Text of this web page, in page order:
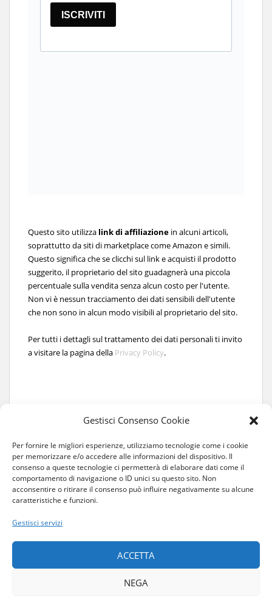
Gestisci Consenso Cookie
Per fornire le migliori esperienze, utilizziamo tecnologie come i cookie
per memorizzare e/o accedere alle informazioni del dispositivo. Il
consenso a queste tecnologie ci permetterà di elaborare dati come il
comportamento di navigazione o ID unici su questo sito. Non
acconsentire o ritirare il consenso può influire negativamente su alcune
caratteristiche e funzioni.
Gestisci servizi
ACCETTA
NEGA
Questo sito utilizza link di affiliazione in alcuni articoli,
soprattutto da siti di marketplace come Amazon e simili.
Questo significa che se clicchi sul link e acquisti il prodotto
suggerito, il proprietario del sito guadagnerà una piccola
percentuale sulla vendita senza alcun costo per l'utente.
Non vi è nessun tracciamento dei dati sensibili dell'utente
che non sono in alcun modo visibili al proprietario del sito.
Per tutti i dettagli sul trattamento dei dati personali ti invito
a visitare la pagina della Privacy Policy.
HOME CHI SONO COLLABORAZIONI CONTATTI
COS’È L’ALBINISMO